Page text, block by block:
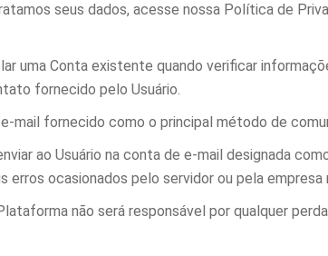
seus dados, acesse nossa Política de
uma Conta existente quando verificar
fornecido pelo Usuário.
mail fornecido como o principal método de
ao Usuário na conta de e-mail designada
ocasionados pelo servidor ou pela empresa
não será responsável por qualquer